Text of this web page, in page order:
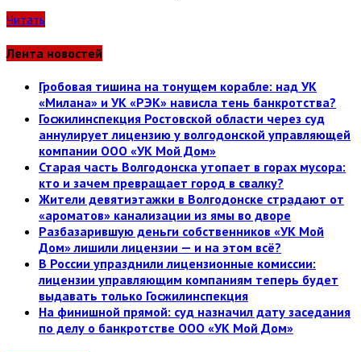
Читать
Лента новостей
Гробовая тишина на тонущем корабле: над УК
«Милана» и УК «РЭК» нависла тень банкротства?
Госжилинспекция Ростовской области через суд
аннулирует лицензию у волгодонской управляющей
компании ООО «УК Мой Дом»
Старая часть Волгодонска утопает в горах мусора:
кто и зачем превращает город в свалку?
Жители девятиэтажки в Волгодонске страдают от
«ароматов» канализации из ямы во дворе
Разбазарившую деньги собственников «УК Мой
Дом» лишили лицензии — и на этом всё?
В России упразднили лицензионные комиссии:
лицензии управляющим компаниям теперь будет
выдавать только Госжилинспекция
На финишной прямой: суд назначил дату заседания
по делу о банкротстве ООО «УК Мой Дом»